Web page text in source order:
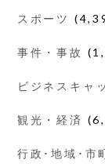
スポーツ
事件・事故
ビジネスキャ
観光・経済
行政･地域･市